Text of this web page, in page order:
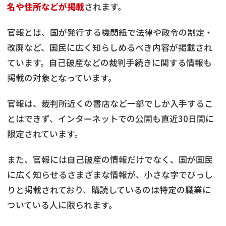
名や住所などが掲載されます。
官報とは、国が発行する機関紙で法律や政令の制定・
改廃など、国民に広く知らしめるべき内容が掲載され
ています。自己破産などの裁判手続きに関する情報も
掲載の対象となっています。
官報は、裁判所近くの書店など一部でしか入手するこ
とはできず、インターネットでの公開も直近30日間に
限定されています。
また、官報には自己破産の情報だけでなく、国が国民
に広く知らせるさまざまな情報が、小さな字でびっし
りと掲載されており、購読しているのは特定の職業に
ついている人に限られます。